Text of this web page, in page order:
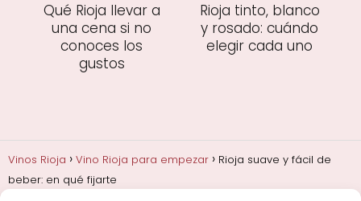
Qué Rioja llevar a
una cena si no
conoces los
gustos
Rioja tinto, blanco
y rosado: cuándo
elegir cada uno
Vinos Rioja Vino Rioja para empezar
Rioja suave y fácil de
beber: en qué fijarte